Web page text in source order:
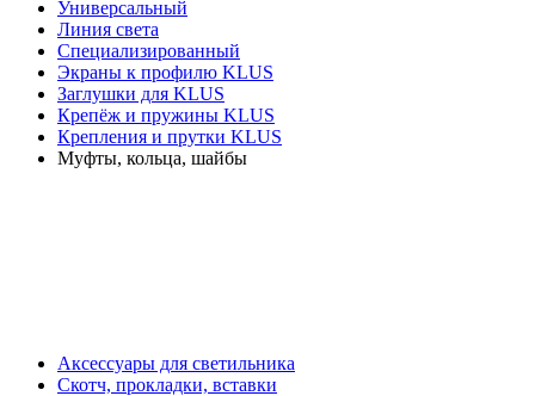
Универсальный
Линия света
Специализированный
Экраны к профилю KLUS
Заглушки для KLUS
Крепёж и пружины KLUS
Крепления и прутки KLUS
Муфты, кольца, шайбы
Аксессуары для светильника
Скотч, прокладки, вставки